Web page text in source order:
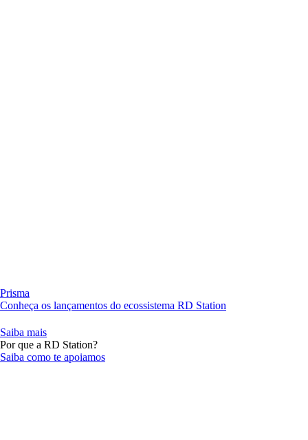
Prisma
Conheça os lançamentos do ecossistema RD Station
Saiba mais
Por que a RD Station?
Saiba como te apoiamos